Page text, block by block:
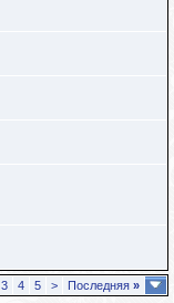
3 4 5 > Последняя »